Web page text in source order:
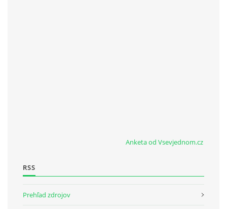
Anketa od Vsevjednom.cz
RSS
Prehľad zdrojov